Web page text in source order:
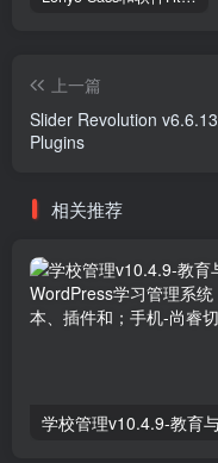
上一篇
Slider Revolution v6.6.13
Plugins
相关推荐